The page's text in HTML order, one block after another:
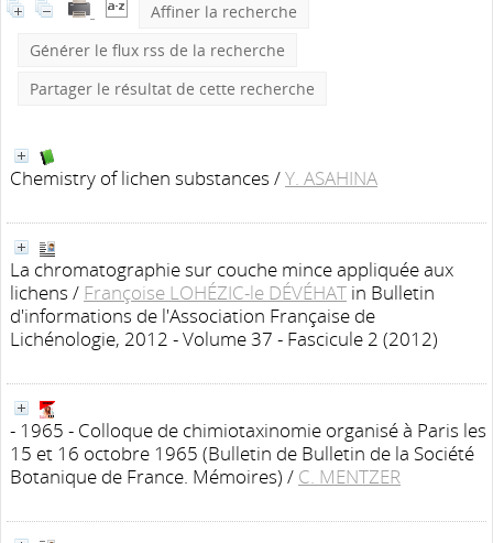
Affiner la recherche
Générer le flux rss de la recherche
Partager le résultat de cette recherche
Chemistry of lichen substances /Y. ASAHINA
La chromatographie sur couche mince appliquée aux
lichens / Françoise LOHÉZIC-le DÉVÉHAT in Bulletin
d'informations de l'Association Française de
Lichénologie, 2012 - Volume 37 - Fascicule 2 (2012)
- 1965 - Colloque de chimiotaxinomie organisé à Paris les
15 et 16 octobre 1965 (Bulletin de Bulletin de la Société
Botanique de France. Mémoires) / C. MENTZER